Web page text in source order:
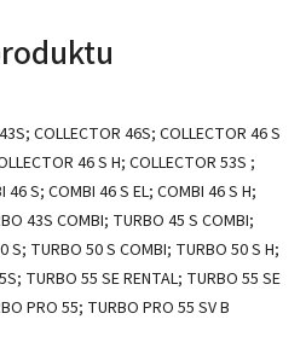
COLLECTOR 46S; COLLECTOR 46 S
46 S H; COLLECTOR 53S ;
S; COMBI 46 S EL; COMBI 46 S H;
43S COMBI; TURBO 45 S COMBI;
S; TURBO 50 S COMBI; TURBO 50 S H;
TURBO 55 SE RENTAL; TURBO 55 SE
PRO 55; TURBO PRO 55 SV B